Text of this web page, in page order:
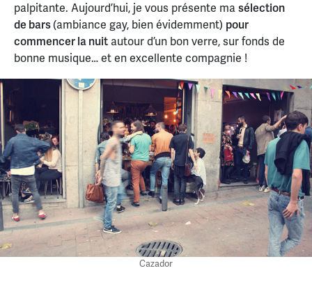
palpitante. Aujourd’hui, je vous présente masélection
de bars(ambiance gay, bien évidemment) pour
commencer la nuit autour d’un bon verre, sur fonds de
bonne musique… et en excellente compagnie !
Cazador